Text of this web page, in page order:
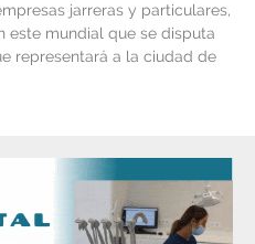
jarreras y particulares,
este mundial que se disputa
representará a la ciudad de